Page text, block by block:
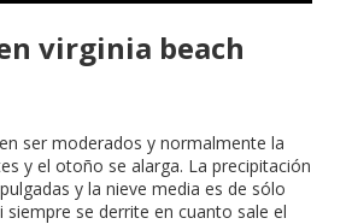
virginia beach
ser moderados y normalmente la
y el otoño se alarga. La precipitación
y la nieve media es de sólo
siempre se derrite en cuanto sale el